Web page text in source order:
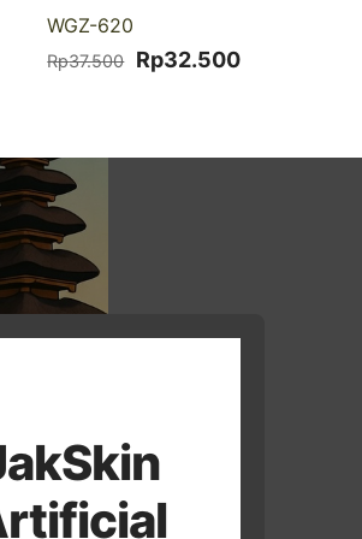
WGZ-620
Rp37.500
Harga
Rp37.500.
Rp32.500Harga
adalah: